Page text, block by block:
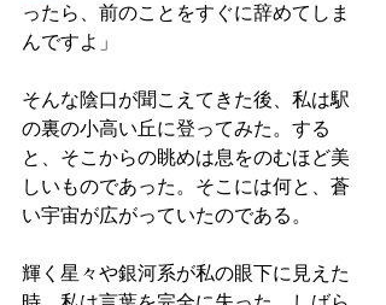
ったら、前のことをすぐに辞めてしま
んですよ」
そんな陰口が聞こえてきた後、私は駅
の裏の小高い丘に登ってみた。する
と、そこからの眺めは息をのむほど美
しいものであった。そこには何と、蒼
い宇宙が広がっていたのである。
輝く星々や銀河系が私の眼下に見えた